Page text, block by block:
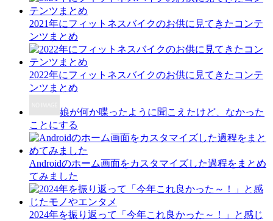
2021年にフィットネスバイクのお供に見てきたコンテ
ンツまとめ
2022年にフィットネスバイクのお供に見てきたコンテ
ンツまとめ
娘が何か喋ったように聞こえたけど、なかった
ことにする
Androidのホーム画面をカスタマイズした過程をまとめ
てみました
2024年を振り返って「今年これ良かった～！」と感じ